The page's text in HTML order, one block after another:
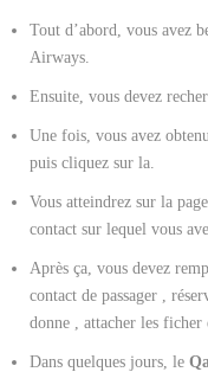
Tout d’abord, vous avez
Airways.
Ensuite, vous devez
Une fois, vous avez
puis cliquez sur la.
Vous atteindrez sur la
contact sur lequel vous
Après ça, vous devez
contact de passager ,
donne , attacher les ficher
Dans quelques jours, le